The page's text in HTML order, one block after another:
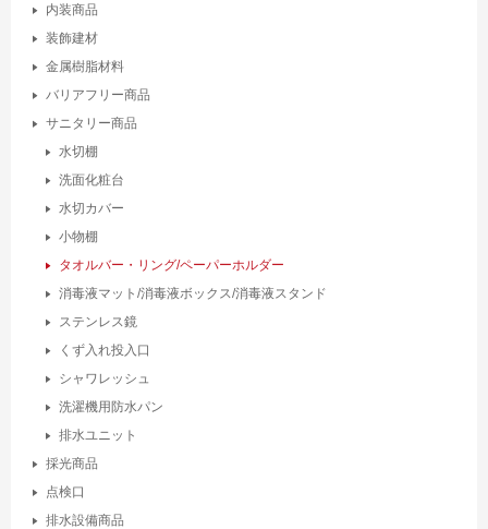
内装商品
装飾建材
金属樹脂材料
バリアフリー商品
サニタリー商品
水切棚
洗面化粧台
水切カバー
小物棚
タオルバー・リング/ペーパーホルダー
消毒液マット/消毒液ボックス/消毒液スタンド
ステンレス鏡
くず入れ投入口
シャワレッシュ
洗濯機用防水パン
排水ユニット
採光商品
点検口
排水設備商品